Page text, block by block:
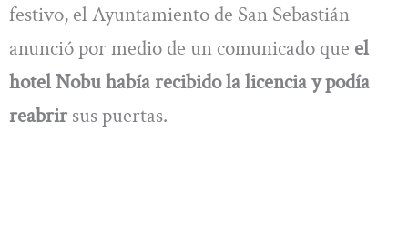
festivo, el Ayuntamiento de San Sebastián
anunció por medio de un comunicado que el
hotel Nobu había recibido la licencia y podía
reabrir sus puertas.